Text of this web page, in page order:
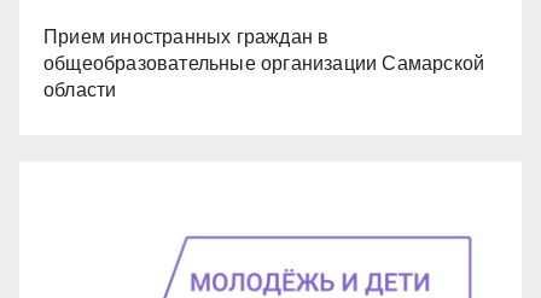
Прием иностранных граждан в
общеобразовательные организации Самарской
области